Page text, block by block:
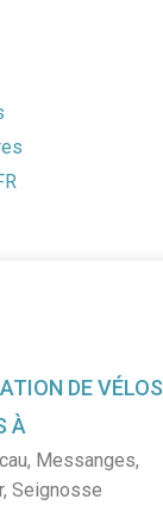
DE VÉLOS
À
, Messanges,
, Seignosse